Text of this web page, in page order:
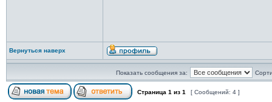
Вернуться наверх
Показать сообщения за:
Страница 1 из 1 [ Сообщений: 4 ]